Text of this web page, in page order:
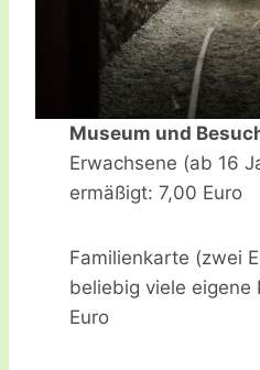
Museum und
Erwachsene (ab 16
ermäßigt: 7,00 Euro
Familienkarte (zwei
beliebig viele eigene
Euro